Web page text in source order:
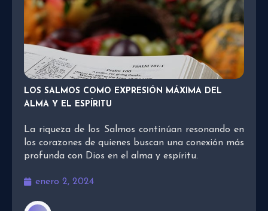
LOS SALMOS COMO EXPRESIÓN MÁXIMA DEL
ALMA Y EL ESPÍRITU
La riqueza de los Salmos continúan resonando en
los corazones de quienes buscan una conexión más
profunda con Dios en el alma y espíritu.
enero 2, 2024